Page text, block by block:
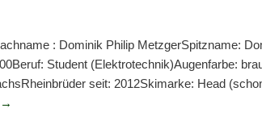
: Dominik Philip MetzgerSpitzname:
Student (Elektrotechnik)Augenfarbe:
seit: 2012Skimarke: Head
Dominik Metzger
→